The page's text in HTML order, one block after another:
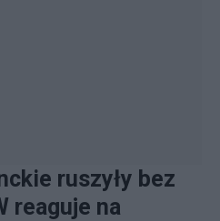
ruszyły bez
reaguje na